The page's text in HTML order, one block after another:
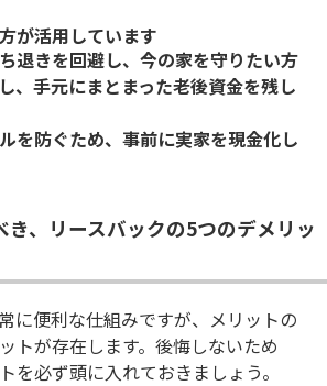
が活用しています
退きを回避し、今の家を守りたい方
、手元にまとまった老後資金を残し
を防ぐため、事前に実家を現金化し
き、リースバックの5つのデメリッ
に便利な仕組みですが、メリットの
トが存在します。後悔しないため
を必ず頭に入れておきましょう。